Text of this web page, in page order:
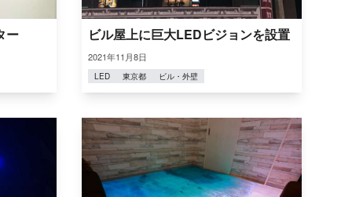
ー ビル屋上に巨大LEDビジョンを設置
2021年11月8日
LED 東京都 ビル・外壁